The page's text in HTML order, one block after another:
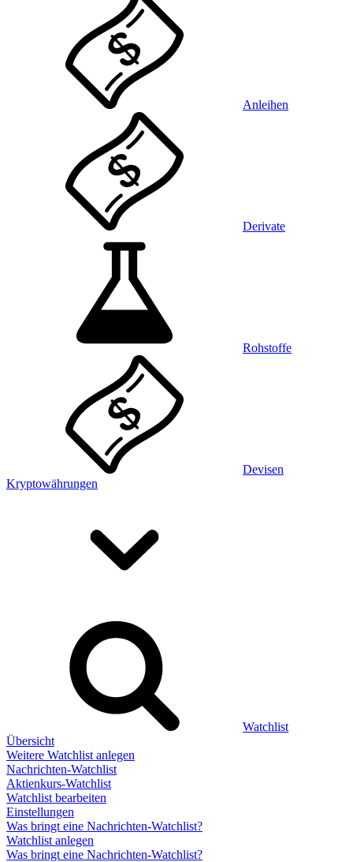
Anleihen
Derivate
Rohstoffe
Devisen
Kryptowährungen
Watchlist
Übersicht
Weitere Watchlist anlegen
Nachrichten-Watchlist
Aktienkurs-Watchlist
Watchlist bearbeiten
Einstellungen
Was bringt eine Nachrichten-Watchlist?
Watchlist anlegen
Was bringt eine Nachrichten-Watchlist?